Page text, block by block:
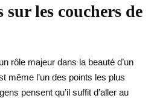
sur les couchers de
rôle majeur dans la beauté d’un
même l’un des points les plus
pensent qu’il suffit d’aller au